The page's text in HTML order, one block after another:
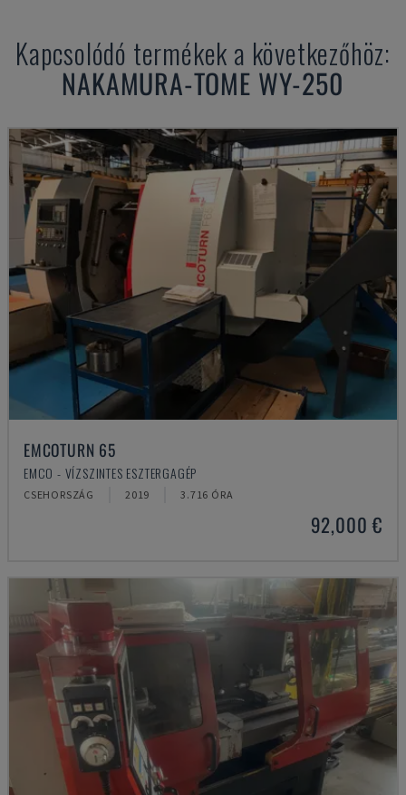
Kapcsolódó termékek a következőhöz:
NAKAMURA-TOME WY-250
EMCOTURN 65
EMCO - VÍZSZINTES ESZTERGAGÉP
CSEHORSZÁG 2019 3.716 ÓRA
92,000 €